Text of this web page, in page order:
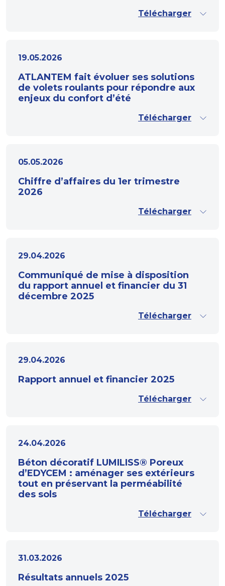
Télécharger
19.05.2026
ATLANTEM fait évoluer ses solutions
de volets roulants pour répondre aux
enjeux du confort d’été
Télécharger
05.05.2026
Chiffre d’affaires du 1er trimestre
2026
Télécharger
29.04.2026
Communiqué de mise à disposition
du rapport annuel et financier du 31
décembre 2025
Télécharger
29.04.2026
Rapport annuel et financier 2025
Télécharger
24.04.2026
Béton décoratif LUMILISS® Poreux
d’EDYCEM : aménager ses extérieurs
tout en préservant la perméabilité
des sols
Télécharger
31.03.2026
Résultats annuels 2025